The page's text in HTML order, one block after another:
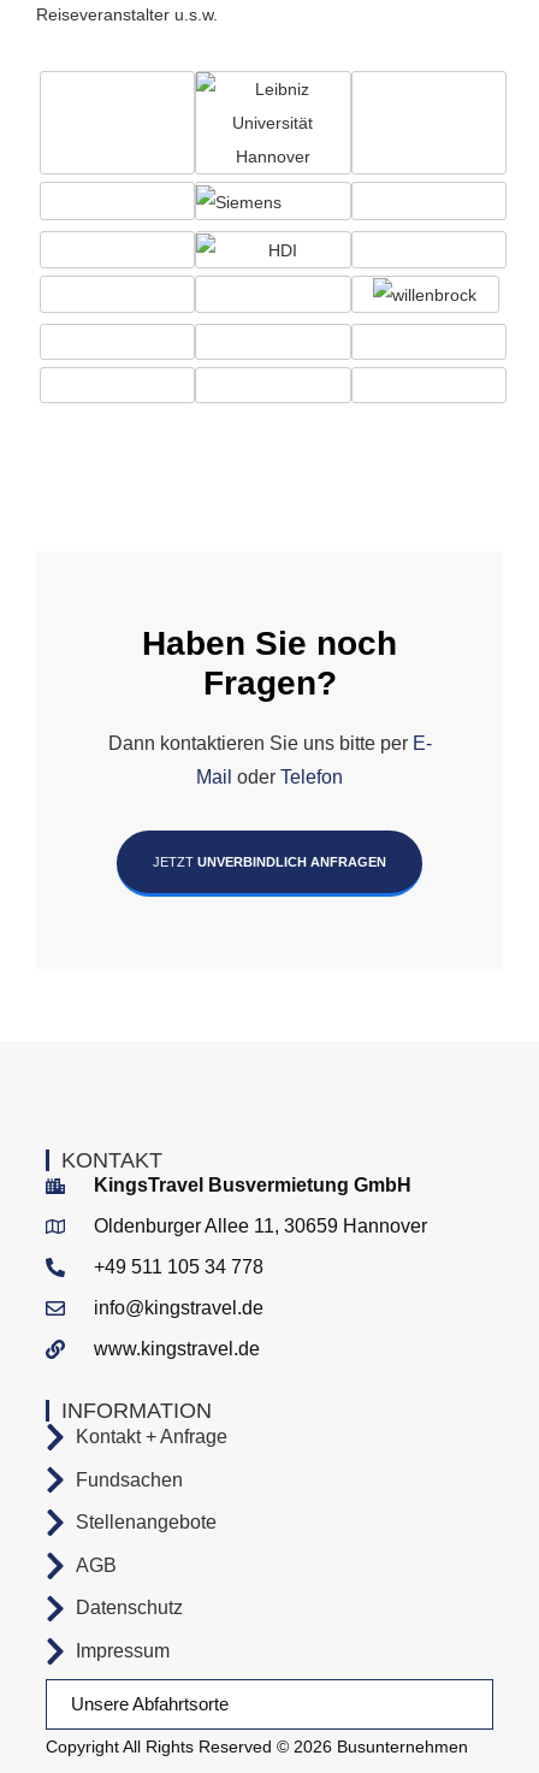
Reiseveranstalter u.s.w.
Haben Sie noch
Fragen?
Dann kontaktieren Sie uns bitte per E-
Mail oder Telefon
JETZT UNVERBINDLICH ANFRAGEN
Copyright All Rights Reserved © 2026 Busunternehmen
Unsere Abfahrtsorte
INFORMATION
Kontakt + Anfrage
Fundsachen
Stellenangebote
AGB
Datenschutz
Impressum
KONTAKT
KingsTravel Busvermietung GmbH
Oldenburger Allee 11, 30659 Hannover
+49 511 105 34 778
info@kingstravel.de
www.kingstravel.de